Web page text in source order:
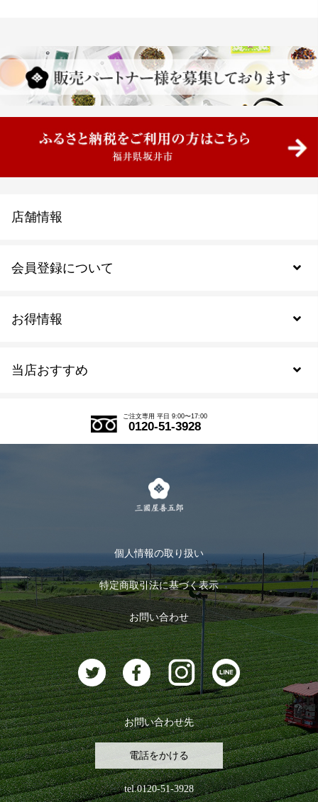
当店おすすめ
式部の香りシリーズ
お茶のギフト
おすすめのお茶
お茶に合うスイーツ
お得情報
会員登録について
会員規約について
ログイン
ログアウト
店舗情報
ご注文専用 平日 9:00〜17:00
0120-51-3928
個人情報の取り扱い
特定商取引法に基づく表示
お問い合わせ
お問い合わせ先
電話をかける
tel.0120-51-3928